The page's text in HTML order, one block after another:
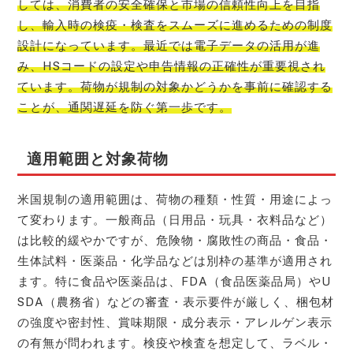
しては、消費者の安全確保と市場の信頼性向上を目指
し、輸入時の検疫・検査をスムーズに進めるための制度
設計になっています。最近では電子データの活用が進
み、HSコードの設定や申告情報の正確性が重要視され
ています。荷物が規制の対象かどうかを事前に確認する
ことが、通関遅延を防ぐ第一歩です。
適用範囲と対象荷物
米国規制の適用範囲は、荷物の種類・性質・用途によっ
て変わります。一般商品（日用品・玩具・衣料品など）
は比較的緩やかですが、危険物・腐敗性の商品・食品・
生体試料・医薬品・化学品などは別枠の基準が適用され
ます。特に食品や医薬品は、FDA（食品医薬品局）やU
SDA（農務省）などの審査・表示要件が厳しく、梱包材
の強度や密封性、賞味期限・成分表示・アレルゲン表示
の有無が問われます。検疫や検査を想定して、ラベル・